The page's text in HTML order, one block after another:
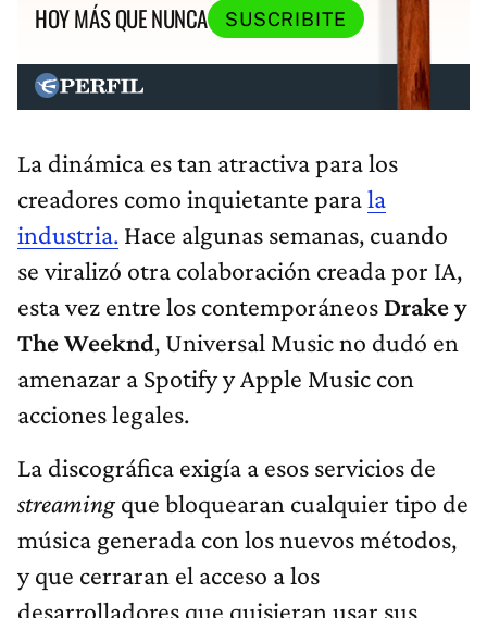
HOY MÁS QUE NUNCA
SUSCRIBITE
La dinámica es tan atractiva para los
creadores como inquietante parala
industria. Hace algunas semanas, cuando
se viralizó otra colaboración creada por IA,
esta vez entre los contemporáneos Drake y
The Weeknd, Universal Music no dudó en
amenazar a Spotify y Apple Music con
acciones legales.
La discográfica exigía a esos servicios de
streaming que bloquearan cualquier tipo de
música generada con los nuevos métodos,
y que cerraran el acceso a los
desarrolladores que quisieran usar sus